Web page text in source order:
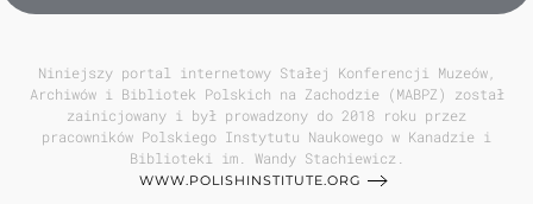
Niniejszy portal internetowy Stałej Konferencji Muzeów,
Archiwów i Bibliotek Polskich na Zachodzie (MABPZ) został
zainicjowany i był prowadzony do 2018 roku przez
pracowników Polskiego Instytutu Naukowego w Kanadzie i
Biblioteki im. Wandy Stachiewicz.
WWW.POLISHINSTITUTE.ORG